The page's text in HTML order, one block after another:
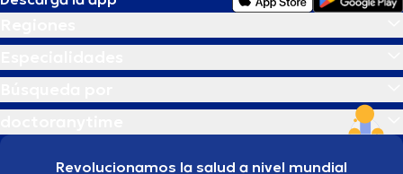
Revolucionamos la salud a nivel mundial